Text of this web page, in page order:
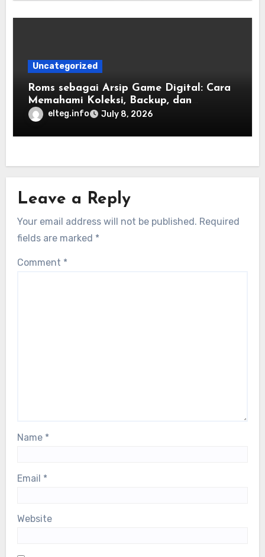
Uncategorized
Roms sebagai Arsip Game Digital: Cara
Memahami Koleksi, Backup, dan
Pengelolaannya dengan Lebih Aman
untuk Keamanan Berkas Jangka
elteg.info July 8, 2026
Leave a Reply
Your email address will not be published. Required
fields are marked *
Comment *
Name *
Email *
Website